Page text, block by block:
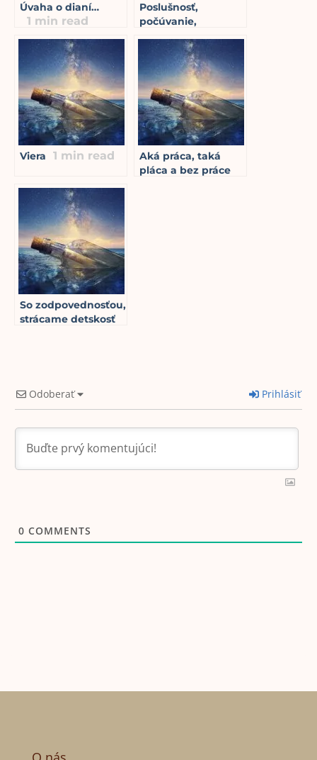
Úvaha o dianí…
1 min read
Poslušnosť,
počúvanie,
dodržiavanie
min read
Viera 1 min read
Aká práca, taká
pláca a bez práce
So zodpovednosťou,
strácame detskosť
Odoberať Prihlásiť
0 COMMENTS